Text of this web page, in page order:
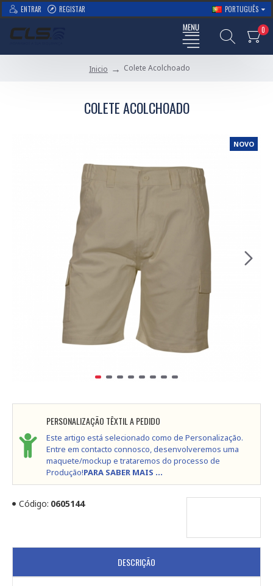
ENTRAR REGISTAR PORTUGUÊS
0
Inicio Colete Acolchoado
COLETE ACOLCHOADO
NOVO
PERSONALIZAÇÃO TÊXTIL A PEDIDO
Este artigo está selecionado como de Personalização.
Entre em contacto connosco, desenvolveremos uma
maquete/mockup e trataremos do processo de
Produção!PARA SABER MAIS ...
Código: 0605144
DESCRIÇÃO